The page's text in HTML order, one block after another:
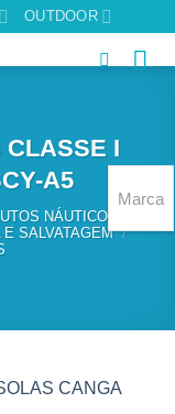
OUTDOOR
CLASSE I
A5
NÁUTICOS E
E SALVATAGEM /
Marca